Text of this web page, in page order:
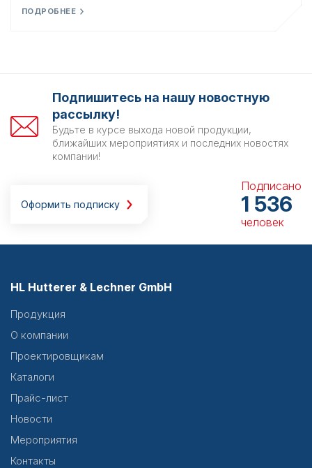
ПОДРОБНЕЕ
Подпишитесь на нашу новостную
рассылку!
Будьте в курсе выхода новой продукции,
ближайших мероприятиях и последних новостях
компании!
Оформить подписку
Подписано
1 536
человек
HL Hutterer & Lechner GmbH
Продукция
О компании
Проектировщикам
Каталоги
Прайс-лист
Новости
Мероприятия
Контакты